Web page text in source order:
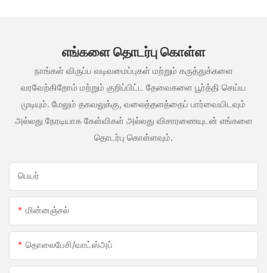
எங்களை தொடர்பு கொள்ள
நாங்கள் விருப்ப வடிவமைப்புகள் மற்றும் கருத்துக்களை
வரவேற்கிறோம் மற்றும் குறிப்பிட்ட தேவைகளை பூர்த்தி செய்ய
முடியும். மேலும் தகவலுக்கு, வலைத்தளத்தைப் பார்வையிடவும்
அல்லது நேரடியாக கேள்விகள் அல்லது விசாரணையுடன் எங்களை
தொடர்பு கொள்ளவும்.
பெயர்
மின்னஞ்சல்
தொலைபேசி/வாட்ஸ்அப்